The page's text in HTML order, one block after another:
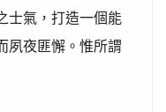
士氣，打造一個能
夙夜匪懈。惟所謂